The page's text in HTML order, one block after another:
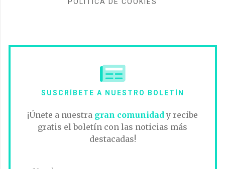
SUSCRÍBETE A NUESTRO BOLETÍN
¡Únete a nuestra gran comunidad y recibe
gratis el boletín con las noticias más
destacadas!